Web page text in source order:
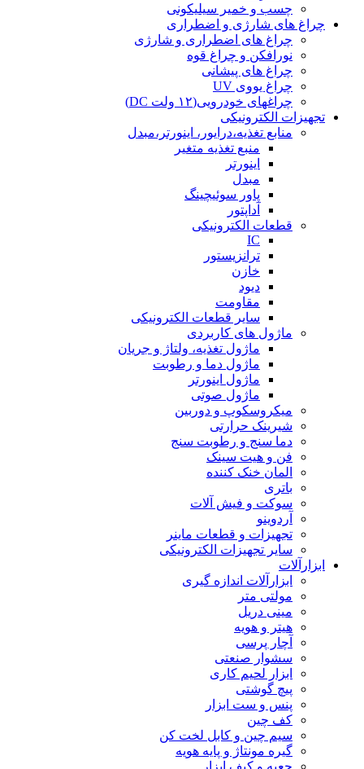
چسب و خمیر سیلیکونی
چراغ های شارژی و اضطراری
چراغ های اضطراری و شارژی
نورافکن و چراغ قوه
چراغ های پیشانی
چراغ یووی UV
چراغهای خودرویی(۱۲ ولت DC)
تجهیزات الکترونیکی
منابع تغذیه،درایور، اینورتر،مبدل
منبع تغذیه متغیر
اینورتر
مبدل
پاور سوئیچینگ
آداپتور
قطعات الکترونیکی
IC
ترانزیستور
خازن
دیود
مقاومت
سایر قطعات الکترونیکی
ماژول های کاربردی
ماژول تغذیه، ولتاژ و جریان
ماژول دما و رطوبت
ماژول اینورتر
ماژول صوتی
میکروسکوپ و دوربین
شیرینک حرارتی
دما سنج و رطوبت سنج
فن و هیت سینک
المان خنک کننده
باتری
سوکت و فیش آلات
آردوینو
تجهیزات و قطعات ماینر
سایر تجهیزات الکترونیکی
ابزارآلات
ابزارآلات اندازه گیری
مولتی متر
مینی دریل
هیتر و هویه
آچار پرسی
سشوار صنعتی
ابزار لحیم کاری
پیچ گوشتی
پنس و ست ابزار
کف چین
سیم چین و کابل لخت کن
گیره مونتاژ و پایه هویه
جعبه و کیف ابزار